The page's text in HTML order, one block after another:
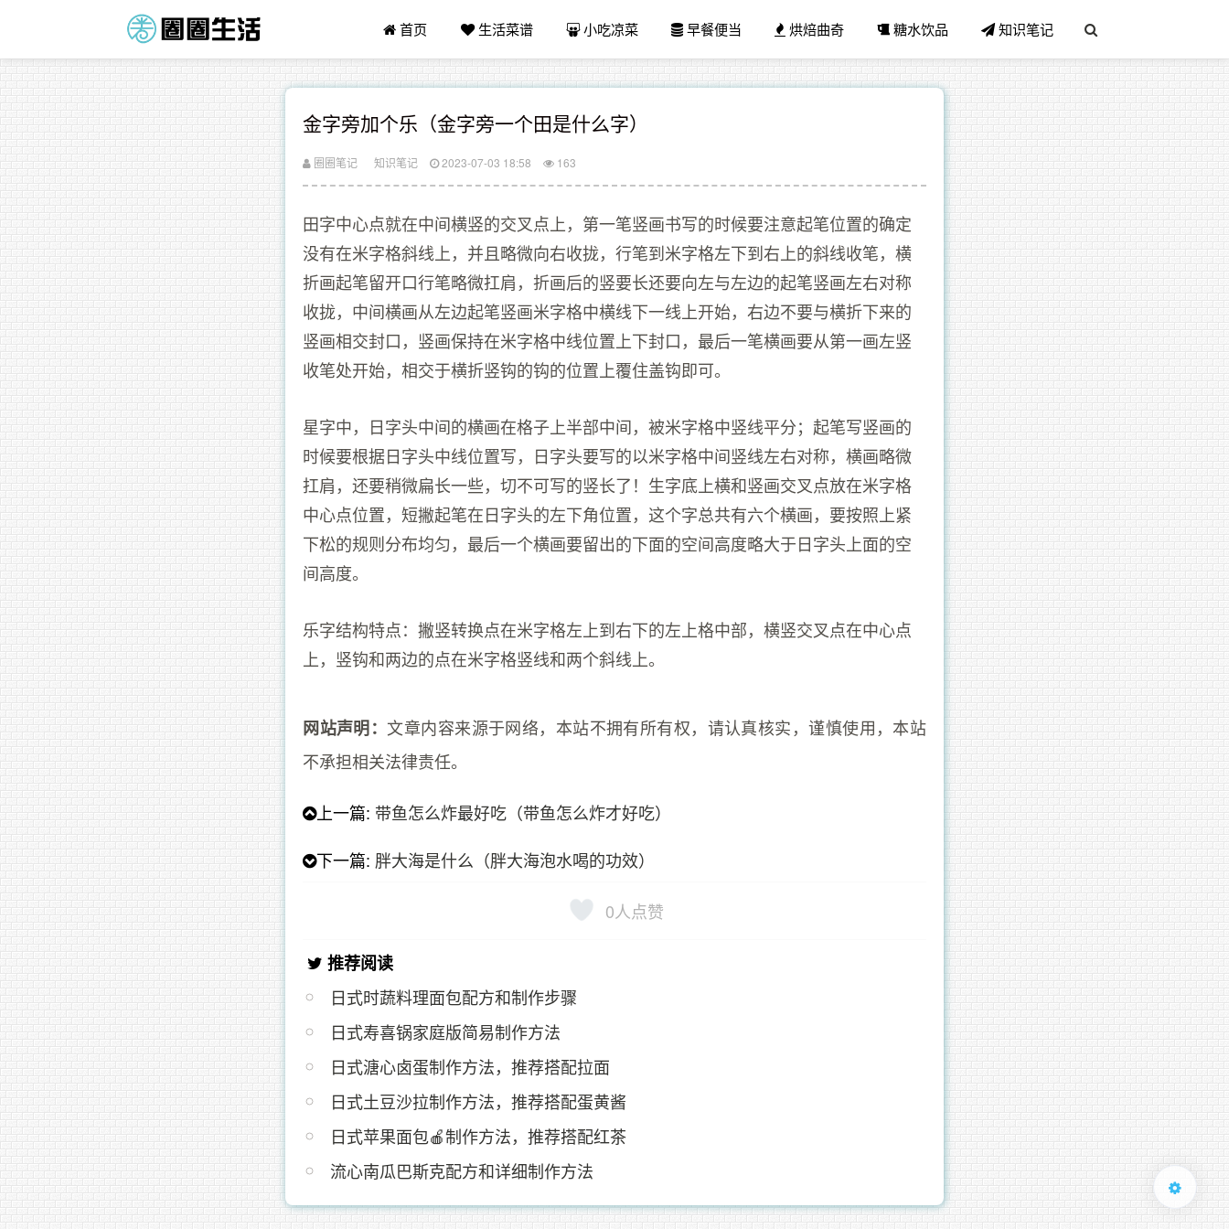
首页 生活菜谱 小吃凉菜 早餐便当 烘焙曲奇 糖水饮品 知识笔记
金字旁加个乐（金字旁一个田是什么字）
圈圈笔记 知识笔记 2023-07-03 18:58 163
田字中心点就在中间横竖的交叉点上，第一笔竖画书写的时候要注意起笔位置的确定
没有在米字格斜线上，并且略微向右收拢，行笔到米字格左下到右上的斜线收笔，横
折画起笔留开口行笔略微扛肩，折画后的竖要长还要向左与左边的起笔竖画左右对称
收拢，中间横画从左边起笔竖画米字格中横线下一线上开始，右边不要与横折下来的
竖画相交封口，竖画保持在米字格中线位置上下封口，最后一笔横画要从第一画左竖
收笔处开始，相交于横折竖钩的钩的位置上覆住盖钩即可。
星字中，日字头中间的横画在格子上半部中间，被米字格中竖线平分；起笔写竖画的
时候要根据日字头中线位置写，日字头要写的以米字格中间竖线左右对称，横画略微
扛肩，还要稍微扁长一些，切不可写的竖长了！生字底上横和竖画交叉点放在米字格
中心点位置，短撇起笔在日字头的左下角位置，这个字总共有六个横画，要按照上紧
下松的规则分布均匀，最后一个横画要留出的下面的空间高度略大于日字头上面的空
间高度。
乐字结构特点：撇竖转换点在米字格左上到右下的左上格中部，横竖交叉点在中心点
上，竖钩和两边的点在米字格竖线和两个斜线上。
网站声明：文章内容来源于网络，本站不拥有所有权，请认真核实，谨慎使用，本站
不承担相关法律责任。
上一篇: 带鱼怎么炸最好吃（带鱼怎么炸才好吃）
下一篇: 胖大海是什么（胖大海泡水喝的功效）
0人点赞
推荐阅读
日式时蔬料理面包配方和制作步骤
日式寿喜锅家庭版简易制作方法
日式溏心卤蛋制作方法，推荐搭配拉面
日式土豆沙拉制作方法，推荐搭配蛋黄酱
日式苹果面包🍎制作方法，推荐搭配红茶
流心南瓜巴斯克配方和详细制作方法